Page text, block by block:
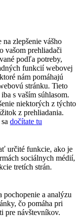
zlepšenie vášho
vašom prehliadači
podľa potreby,
funkcií webovej
nám pomáhajú
stránku. Tieto
s vaším súhlasom.
niektorých z týchto
z prehliadania.
dočítate tu
určité funkcie, ako je
sociálnych médií,
tretích strán.
a analýzu
čo pomáha pri
pre návštevníkov.